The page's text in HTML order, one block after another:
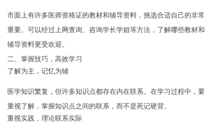
市面上有许多医师资格证的教材和辅导资料，挑选合适自己的非常
重要。可以经过上网查询、咨询学长学姐等方法，了解哪些教材和
辅导资料更受欢迎。
二、掌握技巧，高效学习
了解为主，记忆为辅
医学知识繁复，但许多知识点都存在内在联系。在学习过程中，要
重视了解，掌握知识点之间的联系，而不是死记硬背。
重视实践，理论联系实际